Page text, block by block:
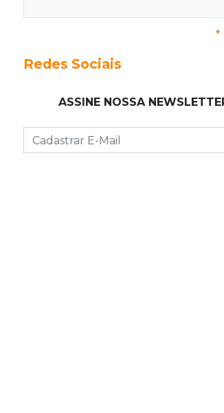
reformular projeto de mudanças
Mineração ganha força, gera mais
+
Redes Sociais
ASSINE NOSSA